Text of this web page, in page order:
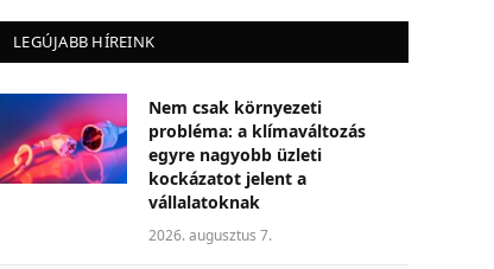
LEGÚJABB HÍREINK
Nem csak környezeti
probléma: a klímaváltozás
egyre nagyobb üzleti
kockázatot jelent a
vállalatoknak
2026. augusztus 7.